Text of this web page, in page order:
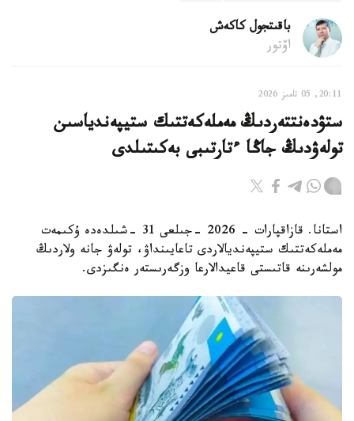
باقىتجول كاكەش
اۆتور
20:11, 05 تامىز 2026
ستۋدەنتتەردىڭ مەملەكەتتىك ستيپەندياسىن
تولەۋدىڭ جاڭا ءتارتىبى بەكىتىلدى
استانا. قازاقپارات - 2026 -جىلعى 31 -شىلدەدە ۇكىمەت
مەملەكەتتىك ستيپەنديالاردى تاعايىنداۋ، تولەۋ جانە ولاردىڭ
مولشەرىنە قاتىستى قاعيدالارعا وزگەرىستەر ەنگىزدى.